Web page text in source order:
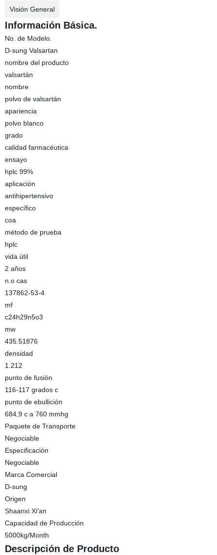
Visión General
Información Básica.
No. de Modelo.
D-sung Valsartan
nombre del producto
valsartán
nombre
polvo de valsartán
apariencia
polvo blanco
grado
calidad farmacéutica
ensayo
hplc 99%
aplicación
antihipertensivo
específico
coa
método de prueba
hplc
vida útil
2 años
n.o cas
137862-53-4
mf
c24h29n5o3
mw
435.51876
densidad
1.212
punto de fusión
116-117 grados c
punto de ebullición
684,9 c a 760 mmhg
Paquete de Transporte
Negociable
Especificación
Negociable
Marca Comercial
D-sung
Origen
Shaanxi Xi′an
Capacidad de Producción
5000kg/Month
Descripción de Producto